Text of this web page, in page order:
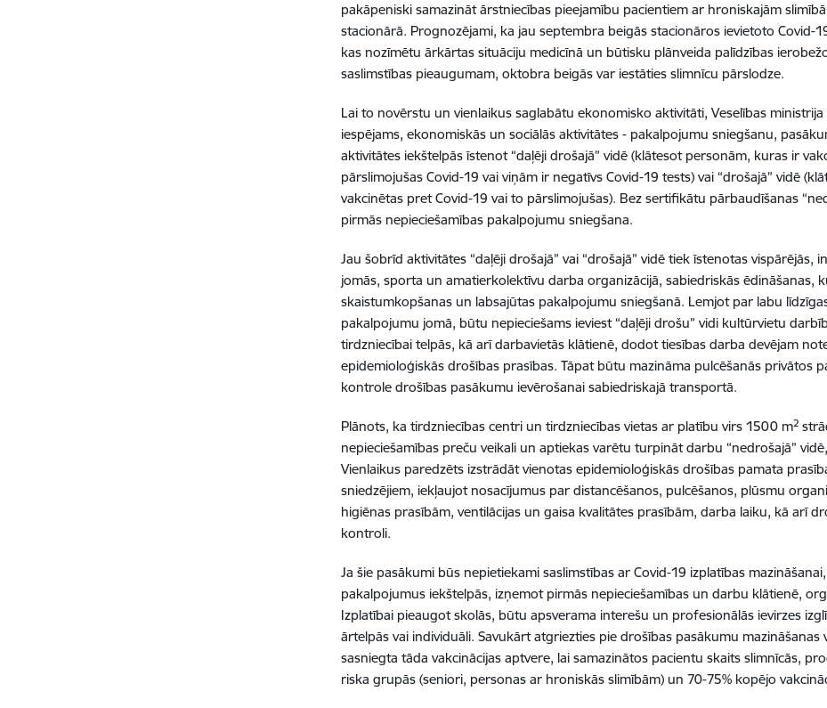
pakāpeniski samazināt ārstniecības pieejamību pacientiem ar hroniskajām
stacionārā. Prognozējami, ka jau septembra beigās stacionāros ievietoto Covid-
kas nozīmētu ārkārtas situāciju medicīnā un būtisku plānveida palīdzības
saslimstības pieaugumam, oktobra beigās var iestāties slimnīcu pārslodze.
Lai to novērstu un vienlaikus saglabātu ekonomisko aktivitāti, Veselības
iespējams, ekonomiskās un sociālās aktivitātes - pakalpojumu sniegšanu,
aktivitātes iekštelpās īstenot “daļēji drošajā” vidē (klātesot personām, kuras ir
pārslimojušas Covid-19 vai viņām ir negatīvs Covid-19 tests) vai “drošajā” vidē
vakcinētas pret Covid-19 vai to pārslimojušas). Bez sertifikātu pārbaudīšanas
pirmās nepieciešamības pakalpojumu sniegšana.
Jau šobrīd aktivitātes “daļēji drošajā” vai “drošajā” vidē tiek īstenotas
jomās, sporta un amatierkolektīvu darba organizācijā, sabiedriskās ēdināšanas,
skaistumkopšanas un labsajūtas pakalpojumu sniegšanā. Lemjot par labu
pakalpojumu jomā, būtu nepieciešams ieviest “daļēji drošu” vidi kultūrvietu
tirdzniecībai telpās, kā arī darbavietās klātienē, dodot tiesības darba devējam
epidemioloģiskās drošības prasības. Tāpat būtu mazināma pulcēšanās privātos
kontrole drošības pasākumu ievērošanai sabiedriskajā transportā.
Plānots, ka tirdzniecības centri un tirdzniecības vietas ar platību virs 1500 m2
nepieciešamības preču veikali un aptiekas varētu turpināt darbu “nedrošajā”
Vienlaikus paredzēts izstrādāt vienotas epidemioloģiskās drošības pamata
sniedzējiem, iekļaujot nosacījumus par distancēšanos, pulcēšanos, plūsmu
higiēnas prasībām, ventilācijas un gaisa kvalitātes prasībām, darba laiku, kā arī
kontroli.
Ja šie pasākumi būs nepietiekami saslimstības ar Covid-19 izplatības
pakalpojumus iekštelpās, izņemot pirmās nepieciešamības un darbu klātienē,
Izplatībai pieaugot skolās, būtu apsverama interešu un profesionālās ievirzes
ārtelpās vai individuāli. Savukārt atgriezties pie drošības pasākumu
sasniegta tāda vakcinācijas aptvere, lai samazinātos pacientu skaits slimnīcās,
riska grupās (seniori, personas ar hroniskās slimībām) un 70-75% kopējo